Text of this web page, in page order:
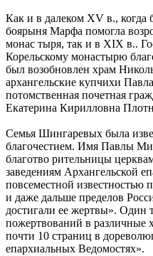
Как и в далеком XV в., когда
боярыня Марфа помогла
монас тыря, так и в XIX в..
Корельскому монастырю
был возобновлен храм
архангельские купчихи
потомственная почетная
Екатерина Кирилловна
Семья Шингаревых была
благочестием. Имя Павлы
благотво рительницы
заведениям Архангельской
повсеместной известностью
и даже дальше пределов
достигали ее жертвы». Один
пожертвований в различные
почти 10 страниц в
епархиальных Ведомостях».